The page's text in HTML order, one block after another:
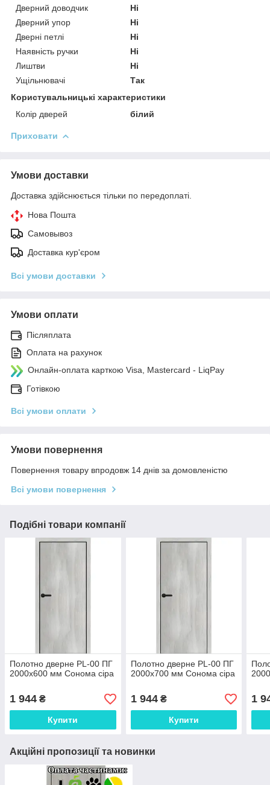
Дверний доводчик
Ні
Дверний упор
Ні
Дверні петлі
Ні
Наявність ручки
Ні
Лиштви
Ні
Ущільнювачі
Так
Користувальницькі характеристики
Колір дверей
білий
Приховати
Умови доставки
Доставка здійснюється тільки по передоплаті.
Нова Пошта
Самовывоз
Доставка кур'єром
Всі умови доставки
Умови оплати
Післяплата
Оплата на рахунок
Онлайн-оплата карткою Visa, Mastercard - LiqPay
Готівкою
Всі умови оплати
Умови повернення
Повернення товару впродовж 14 днів за домовленістю
Всі умови повернення
Подібні товари компанії
Полотно дверне PL-00 ПГ
2000х600 мм Сонома сіра
1 944 ₴
Купити
Полотно дверне PL-00 ПГ
2000х700 мм Сонома сіра
1 944₴
Купити
1
Акційні пропозиції та новинки